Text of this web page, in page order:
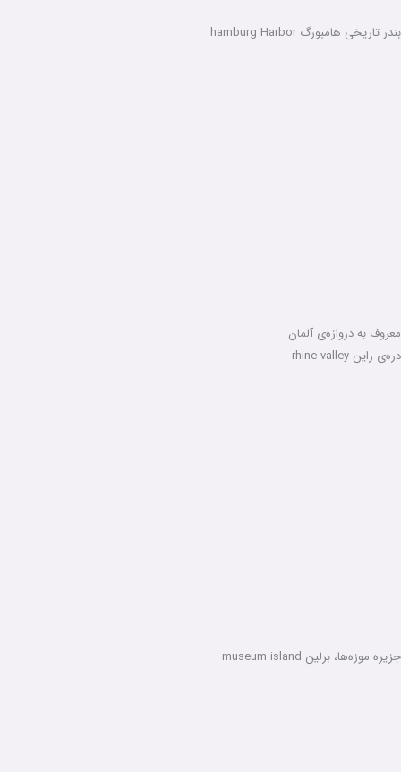
بندر تاریخی هامبورگ hamburg Harbor
معروف به دروازه‌ی آلمان
دره‌ی راین rhine valley
جزیره موزه‌ها، برلین museum island